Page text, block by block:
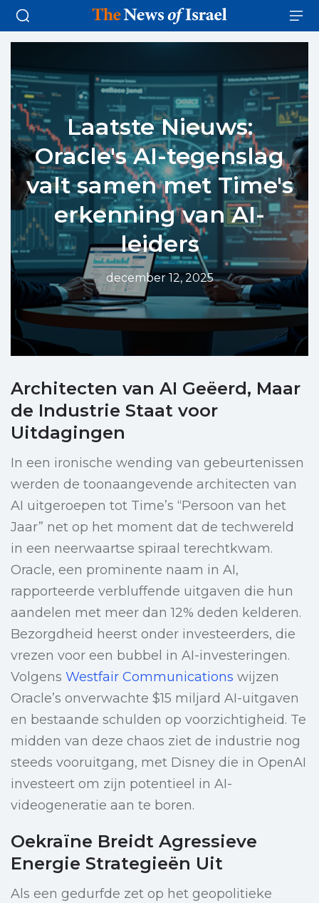
Laatste Nieuws:
Oracle's AI-tegenslag
valt samen met Time's
erkenning van AI-
leiders
december 12, 2025
Architecten van AI Geëerd, Maar
de Industrie Staat voor
Uitdagingen
In een ironische wending van gebeurtenissen
werden de toonaangevende architecten van
AI uitgeroepen tot Time’s “Persoon van het
Jaar” net op het moment dat de techwereld
in een neerwaartse spiraal terechtkwam.
Oracle, een prominente naam in AI,
rapporteerde verbluffende uitgaven die hun
aandelen met meer dan 12% deden kelderen.
Bezorgdheid heerst onder investeerders, die
vrezen voor een bubbel in AI-investeringen.
Volgens Westfair Communications wijzen
Oracle’s onverwachte $15 miljard AI-uitgaven
en bestaande schulden op voorzichtigheid. Te
midden van deze chaos ziet de industrie nog
steeds vooruitgang, met Disney die in OpenAI
investeert om zijn potentieel in AI-
videogeneratie aan te boren.
Oekraïne Breidt Agressieve
Energie Strategieën Uit
Als een gedurfde zet op het geopolitieke